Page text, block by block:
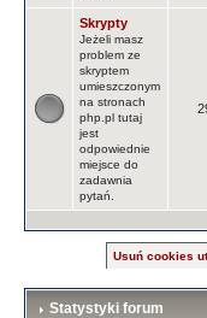
Skrypty
Jeżeli masz
problem ze
skryptem
umieszczonym
na stronach
php.pl tutaj
jest
odpowiednie
miejsce do
zadawnia
pytań.
Usuń cookies
Statystyki forum